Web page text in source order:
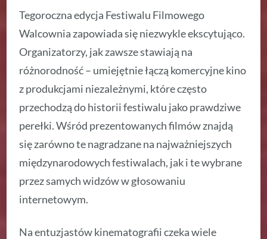
Tegoroczna edycja Festiwalu Filmowego
Walcownia zapowiada się niezwykle ekscytująco.
Organizatorzy, jak zawsze stawiają na
różnorodność – umiejętnie łączą komercyjne kino
z produkcjami niezależnymi, które często
przechodzą do historii festiwalu jako prawdziwe
perełki. Wśród prezentowanych filmów znajdą
się zarówno te nagradzane na najważniejszych
międzynarodowych festiwalach, jak i te wybrane
przez samych widzów w głosowaniu
internetowym.
Na entuzjastów kinematografii czeka wiele